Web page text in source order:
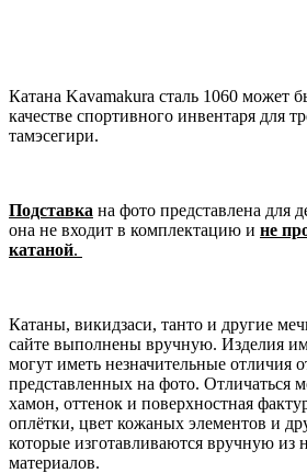
Катана Kavamakura сталь 1060 может
качестве спортивного инвентаря для
тамэсегири.
Подставка на фото представлена для
она не входит в комплектацию и не
катаной.
Катаны, викидзаси, танто и другие
сайте выполнены вручную. Изделия
могут иметь незначительные отличия
представленных на фото. Отличаться
хамон, оттенок и поверхностная
оплётки, цвет кожаных элементов и
которые изготавливаются вручную из
материалов.